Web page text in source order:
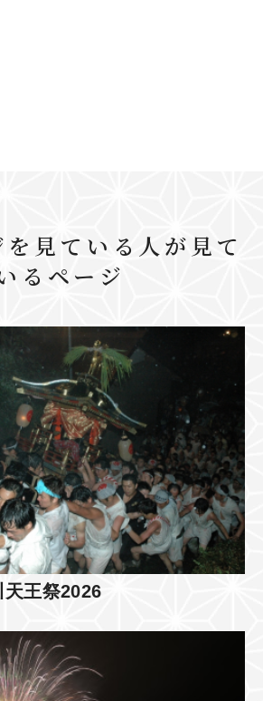
見ている人が見て
るページ
天王祭2026